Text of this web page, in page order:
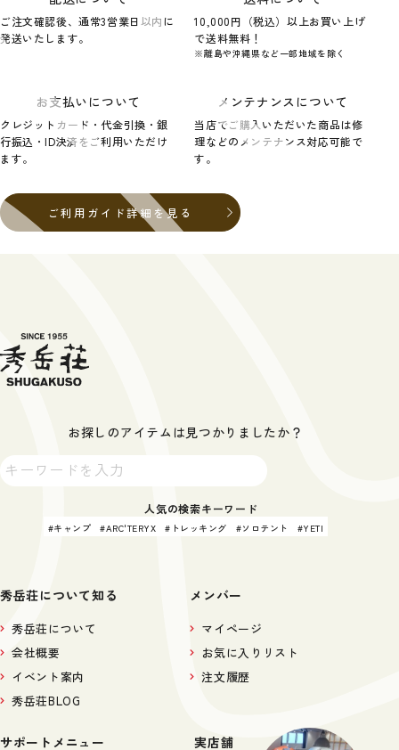
ご注文確認後、通常3営業日以内に
発送いたします。
10,000円（税込）以上お買い上げ
で送料無料！
※離島や沖縄県など一部地域を除く
お支払いについて
クレジットカード・代金引換・銀
行振込・ID決済をご利用いただけ
ます。
メンテナンスについて
当店でご購入いただいた商品は修
理などのメンテナンス対応可能で
す。
ご利用ガイド詳細を見る
お探しのアイテムは見つかりましたか？
人気の検索キーワード
キャンプ ARC'TERYX トレッキング ソロテント YETI
秀岳荘について知る
秀岳荘について
会社概要
イベント案内
秀岳荘BLOG
メンバー
マイページ
お気に入りリスト
注文履歴
サポートメニュー 実店舗